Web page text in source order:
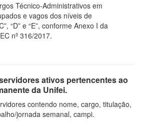
Técnico-Administrativos em
e vagos dos níveis de
“D” e “E”, conforme Anexo I da
nº 316/2017.
ativos pertencentes ao
da Unifei.
contendo nome, cargo, titulação,
jornada semanal, campi.